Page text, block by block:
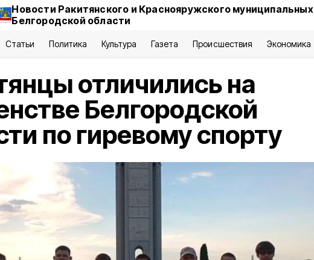
Новости Ракитянского и Краснояружского муниципальных
Белгородской области
Статьи Политика Культура Газета Происшествия Экономика
отличились на
Белгородской
по гиревому спорту